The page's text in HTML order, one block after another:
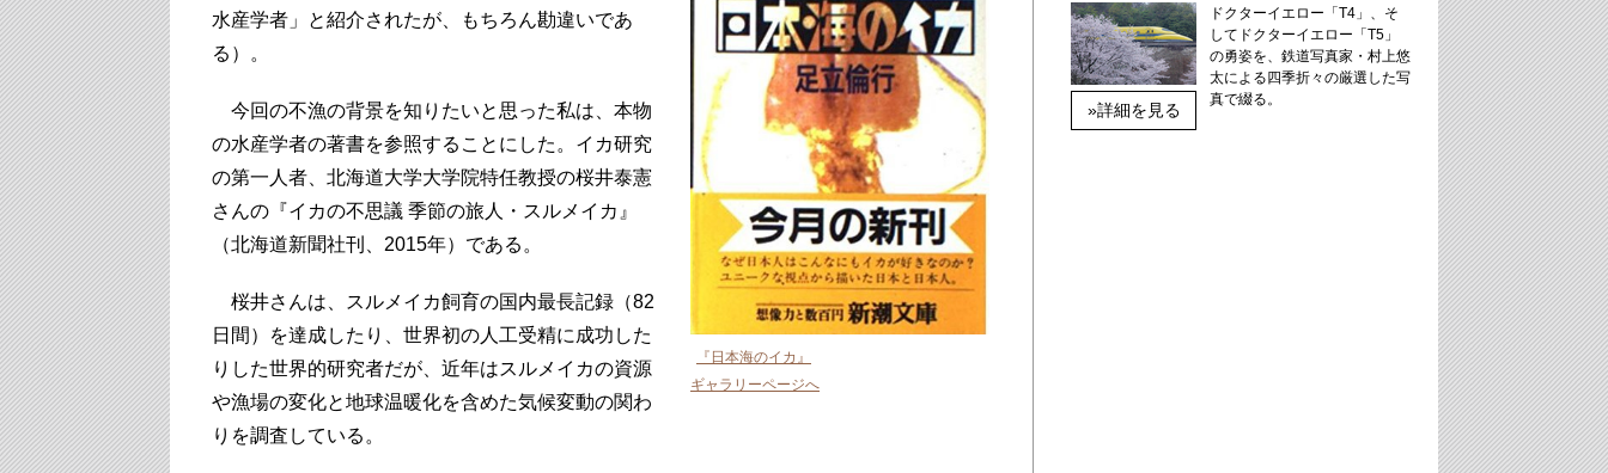
『日本海のイカ』
ギャラリーページへ
水産学者」と紹介されたが、もちろん勘違いであ
る）。
今回の不漁の背景を知りたいと思った私は、本物
の水産学者の著書を参照することにした。イカ研究
の第一人者、北海道大学大学院特任教授の桜井泰憲
さんの『イカの不思議 季節の旅人・スルメイカ』
（北海道新聞社刊、2015年）である。
桜井さんは、スルメイカ飼育の国内最長記録（82
日間）を達成したり、世界初の人工受精に成功した
りした世界的研究者だが、近年はスルメイカの資源
や漁場の変化と地球温暖化を含めた気候変動の関わ
りを調査している。
»詳細を見る
ドクターイエロー「T4」、そ
してドクターイエロー「T5」
の勇姿を、鉄道写真家・村上悠
太による四季折々の厳選した写
真で綴る。